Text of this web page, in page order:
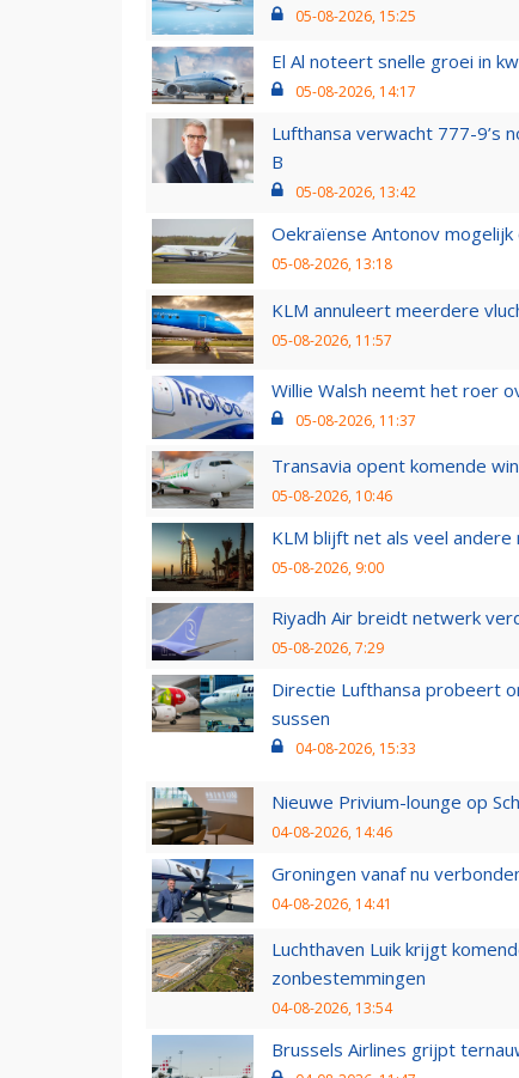
05-08-2026, 15:25
El Al noteert snelle groei in
05-08-2026, 14:17
Lufthansa verwacht 777-9’s
B
05-08-2026, 13:42
Oekraïense Antonov
05-08-2026, 13:18
KLM annuleert meerdere
05-08-2026, 11:57
Willie Walsh neemt het roer
05-08-2026, 11:37
Transavia opent komende
05-08-2026, 10:46
KLM blijft net als veel
05-08-2026, 9:00
Riyadh Air breidt netwerk
05-08-2026, 7:29
Directie Lufthansa probeert
sussen
04-08-2026, 15:33
Nieuwe Privium-lounge op
04-08-2026, 14:46
Groningen vanaf nu
04-08-2026, 14:41
Luchthaven Luik krijgt
zonbestemmingen
04-08-2026, 13:54
Brussels Airlines grijpt